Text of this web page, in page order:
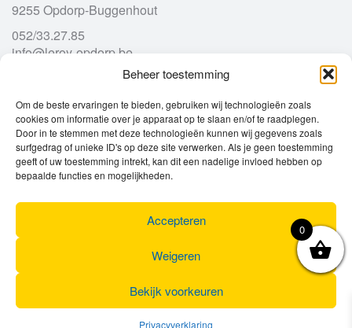
Beheer toestemming
Om de beste ervaringen te bieden, gebruiken wij technologieën zoals
cookies om informatie over je apparaat op te slaan en/of te raadplegen.
Door in te stemmen met deze technologieën kunnen wij gegevens zoals
surfgedrag of unieke ID's op deze site verwerken. Als je geen toestemming
geeft of uw toestemming intrekt, kan dit een nadelige invloed hebben op
bepaalde functies en mogelijkheden.
Accepteren
Weigeren
Bekijk voorkeuren
Privacyverklaring
9255 Opdorp-Buggenhout
052/33.27.85
info@leroy-opdorp.be
Openingsuren
Ma
gesloten
Di
9u – 12u
13u – 18u00
Wo
9u – 12u
13u – 18u00
Do
9u – 12u
13u – 18u00
13u – 18u00
Za
0